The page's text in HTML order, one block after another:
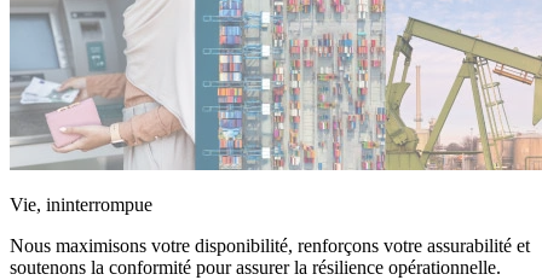
Vie, ininterrompue
Nous maximisons votre disponibilité, renforçons votre assurabilité et
soutenons la conformité pour assurer la résilience opérationnelle.